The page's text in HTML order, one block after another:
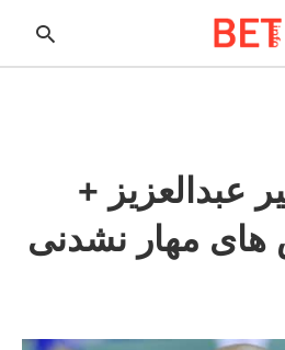
عبدالعزیز +
مهار نشدنی